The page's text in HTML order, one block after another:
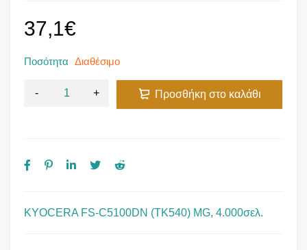
KYOCERA FS-C5100DN (TK540) MG, 4.000σελ.
37,1€
Ποσότητα Διαθέσιμο
Προσθήκη στο καλάθι